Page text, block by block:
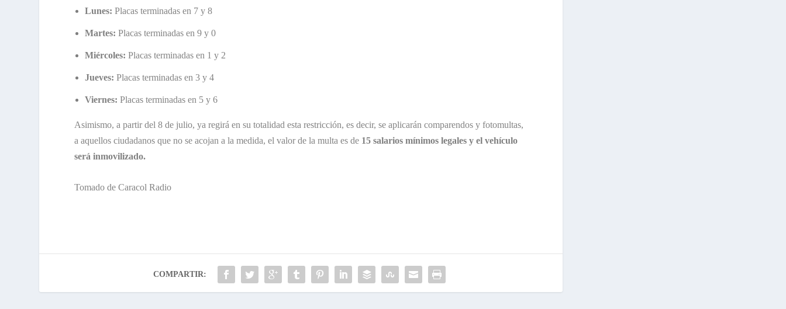
Lunes:Placas terminadas en 7 y 8
Martes: Placas terminadas en 9 y 0
Miércoles:Placas terminadas en 1 y 2
Jueves:Placas terminadas en 3 y 4
Viernes:Placas terminadas en 5 y 6
Asimismo, a partir del 8 de julio, ya regirá en su totalidad esta restricción, es decir, se aplicarán comparendos y fotomultas,
a aquellos ciudadanos que no se acojan a la medida, el valor de la multa es de 15 salarios mínimos legales y el vehículo
será inmovilizado.
Tomado de Caracol Radio
COMPARTIR: